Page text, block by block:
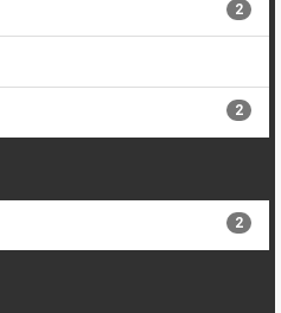
2
2
2